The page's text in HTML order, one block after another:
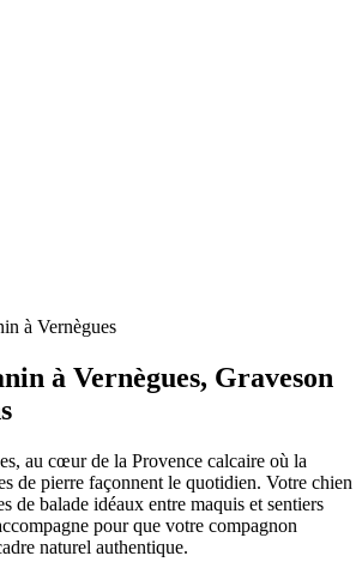
à Vernègues
à Vernègues, Graveson
au cœur de la Provence calcaire où la
de pierre façonnent le quotidien. Votre chien
de balade idéaux entre maquis et sentiers
pour que votre compagnon
naturel authentique.